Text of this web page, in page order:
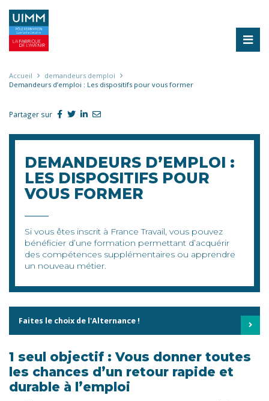
contenu
principal
Fil
Accueil
demandeurs demploi
Demandeurs d’emploi : Les dispositifs pour vous former
DEMANDEURS D’EMPLOI :
LES DISPOSITIFS POUR
VOUS FORMER
Si vous êtes inscrit à France Travail, vous pouvez
bénéficier d’une formation permettant d’acquérir
des compétences supplémentaires ou apprendre
un nouveau métier.
Partager sur
Faites le choix de l'Alternance !
1 seul objectif : Vous donner toutes
les chances d’un retour rapide et
durable à l’emploi